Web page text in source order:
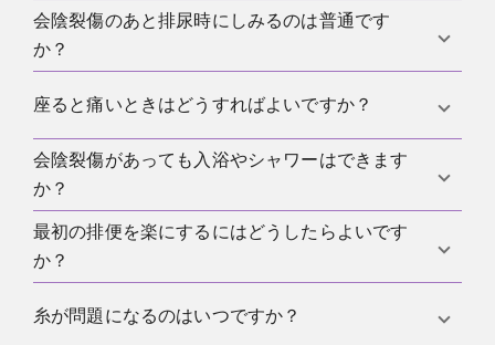
がかかり、負荷に耐えられるようになるまで数週間
かかることがあります。
等級は痛みだけでは判断できず、分娩後の診察と記
録で確認します。なので、フォローアップの際に記
会陰裂傷のあと排尿時にしみるのは普通です
か？
はい、特に最初の数日は、尿が刺激された粘膜に触
る、発熱を伴う、ほとんど排尿できない場合は、医
療的な評価が必要です。
座ると痛いときはどうすればよいですか？
横向きに座る、短時間だけ座る、こまめに体勢を変
える、活動後に冷やす、などが多くの人に役立ちま
す。長時間我慢すると、腫れと痛みが増えやすいで
す。
会陰裂傷があっても入浴やシャワーはできます
か？
水流がやさしく、その後に注意して乾かすなら、シ
ャワーは比較的早く始められることが多いです。短
呂は組織がふやけて痛みが増えやすいため、あまり
最初の排便を楽にするにはどうしたらよいです
か？
大切なのは便をやわらかく保ち、できるだけいきま
糸が問題になるのはいつですか？